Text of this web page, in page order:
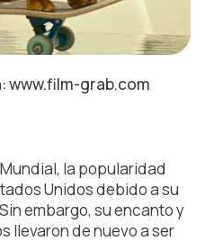
www.film-grab.com
la popularidad
Unidos debido a su
embargo, su encanto y
llevaron de nuevo a ser